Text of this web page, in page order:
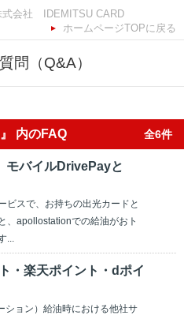
ホームページTOPに戻る
問（Q&A）
内のFAQ 全6件
モバイルDrivePayと
ビスで、お持ちの出光カードと
、apollostationでの給油がおト
...
・楽天ポイント・dポイ
ョン）給油時における他社サ